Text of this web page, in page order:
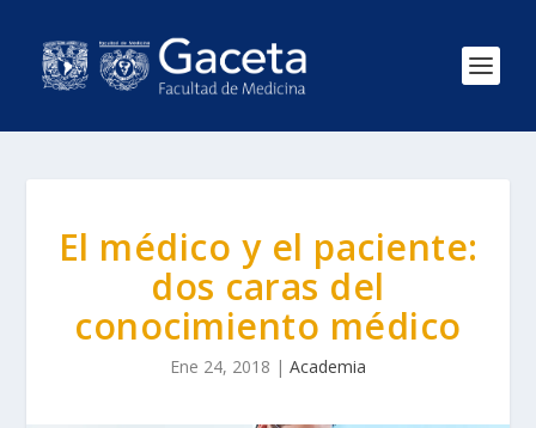
El médico y el paciente:
dos caras del
conocimiento médico
Ene 24, 2018 | Academia